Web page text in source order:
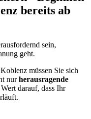
bereits ab
sein,
geht.
müssen Sie sich
nurherausragende
darauf, dass Ihr